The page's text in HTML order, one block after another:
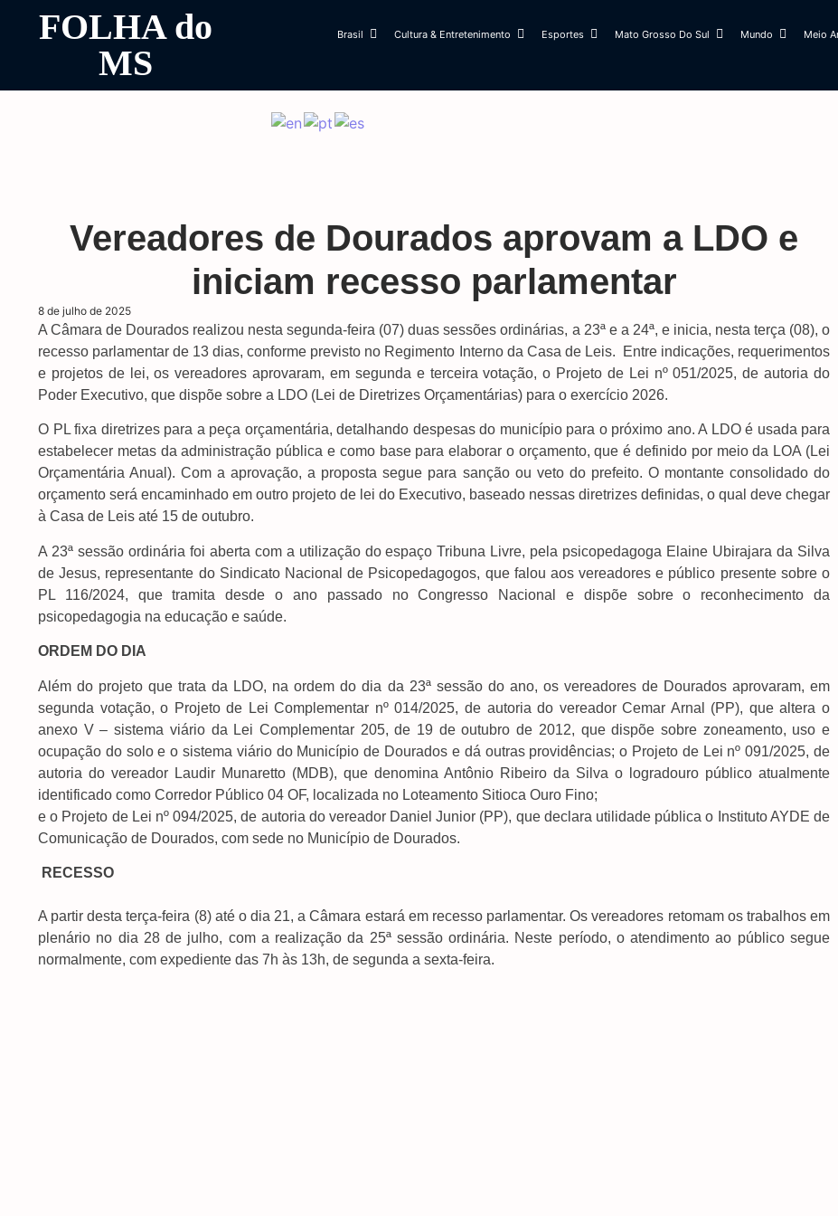
FOLHA do
MS
Brasil Cultura & Entretenimento Esportes Mato Grosso Do Sul Mundo Meio
Vereadores de Dourados aprovam a LDO e
iniciam recesso parlamentar
8 de julho de 2025
A Câmara de Dourados realizou nesta segunda-feira (07) duas sessões ordinárias, a 23ª e a 24ª, e inicia, nesta terça (08), o
recesso parlamentar de 13 dias, conforme previsto no Regimento Interno da Casa de Leis. Entre indicações, requerimentos
e projetos de lei, os vereadores aprovaram, em segunda e terceira votação, o Projeto de Lei nº 051/2025, de autoria do
Poder Executivo, que dispõe sobre a LDO (Lei de Diretrizes Orçamentárias) para o exercício 2026.
O PL fixa diretrizes para a peça orçamentária, detalhando despesas do município para o próximo ano. A LDO é usada para
estabelecer metas da administração pública e como base para elaborar o orçamento, que é definido por meio da LOA (Lei
Orçamentária Anual). Com a aprovação, a proposta segue para sanção ou veto do prefeito. O montante consolidado do
orçamento será encaminhado em outro projeto de lei do Executivo, baseado nessas diretrizes definidas, o qual deve chegar
à Casa de Leis até 15 de outubro.
A 23ª sessão ordinária foi aberta com a utilização do espaço Tribuna Livre, pela psicopedagoga Elaine Ubirajara da Silva
de Jesus, representante do Sindicato Nacional de Psicopedagogos, que falou aos vereadores e público presente sobre o
PL 116/2024, que tramita desde o ano passado no Congresso Nacional e dispõe sobre o reconhecimento da
psicopedagogia na educação e saúde.
ORDEM DO DIA
Além do projeto que trata da LDO, na ordem do dia da 23ª sessão do ano, os vereadores de Dourados aprovaram, em
segunda votação, o Projeto de Lei Complementar nº 014/2025, de autoria do vereador Cemar Arnal (PP), que altera o
anexo V – sistema viário da Lei Complementar 205, de 19 de outubro de 2012, que dispõe sobre zoneamento, uso e
ocupação do solo e o sistema viário do Município de Dourados e dá outras providências; o Projeto de Lei nº 091/2025, de
autoria do vereador Laudir Munaretto (MDB), que denomina Antônio Ribeiro da Silva o logradouro público atualmente
identificado como Corredor Público 04 OF, localizada no Loteamento Sitioca Ouro Fino;
e o Projeto de Lei nº 094/2025, de autoria do vereador Daniel Junior (PP), que declara utilidade pública o Instituto AYDE de
Comunicação de Dourados, com sede no Município de Dourados.
RECESSO
A partir desta terça-feira (8) até o dia 21, a Câmara estará em recesso parlamentar. Os vereadores retomam os trabalhos em
plenário no dia 28 de julho, com a realização da 25ª sessão ordinária. Neste período, o atendimento ao público segue
normalmente, com expediente das 7h às 13h, de segunda a sexta-feira.